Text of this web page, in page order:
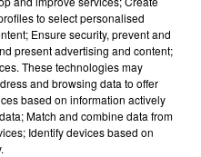
to select personalised
Ensure security, prevent and
present advertising and content;
These technologies may
and browsing data to offer
based on information actively
Match and combine data from
Identify devices based on